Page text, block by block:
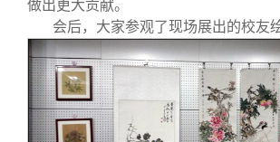
做出更大贡献。
会后，大家参观了现场展出的校友